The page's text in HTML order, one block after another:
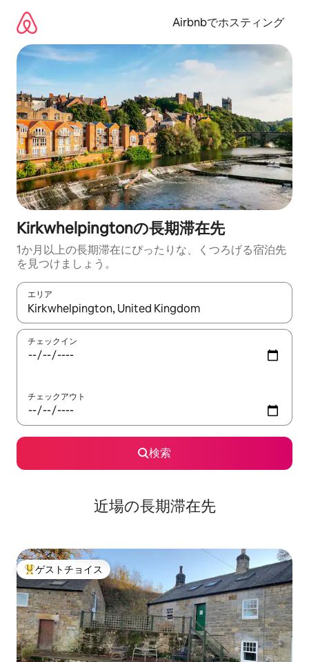
Airbnbでホスティング
Kirkwhelpingtonの長期滞在先
1か月以上の長期滞在にぴったりな、くつろげる宿泊先
を見つけましょう。
エリア
検索結果が表示されたら、上下の矢印キーを使って移動するか
チェックイン
チェックアウト
検索
近場の長期滞在先
大好評のゲストチョイスです。
ゲストチョイス